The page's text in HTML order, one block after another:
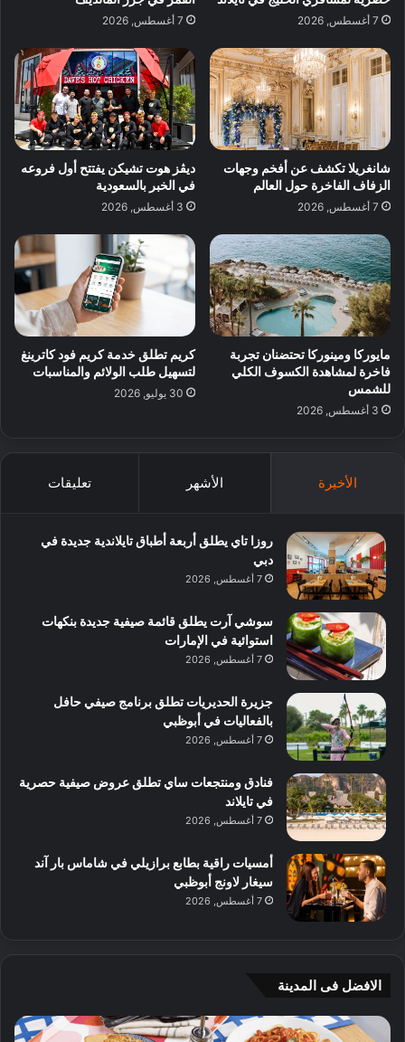
7 أغسطس, 2026 7 أغسطس, 2026
شانغريلا تكشف عن أفخم وجهات
الزفاف الفاخرة حول العالم
7 أغسطس, 2026
ديڤز هوت تشيكن يفتتح أول فروعه
في الخبر بالسعودية
3 أغسطس, 2026
مايوركا ومينوركا تحتضنان تجربة
فاخرة لمشاهدة الكسوف الكلي
للشمس
3 أغسطس, 2026
كريم تطلق خدمة كريم فود كاترينغ
لتسهيل طلب الولائم والمناسبات
30 يوليو, 2026
الأخيرة الأشهر تعليقات
روزا تاي يطلق أربعة أطباق تايلاندية جديدة في
دبي
7 أغسطس, 2026
سوشي آرت يطلق قائمة صيفية جديدة بنكهات
استوائية في الإمارات
7 أغسطس, 2026
جزيرة الحديريات تطلق برنامج صيفي حافل
بالفعاليات في أبوظبي
7 أغسطس, 2026
فنادق ومنتجعات ساي تطلق عروض صيفية حصرية
في تايلاند
7 أغسطس, 2026
أمسيات راقية بطابع برازيلي في شاماس بار آند
سيغار لاونج أبوظبي
7 أغسطس, 2026
الافضل فى المدينة
ج